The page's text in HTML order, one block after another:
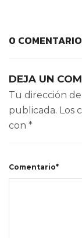
0
DEJA UN
Tu dirección
publicada. Los
con *
Comentario*